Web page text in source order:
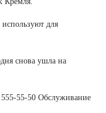
для
снова ушла на
55-50 Обслуживание